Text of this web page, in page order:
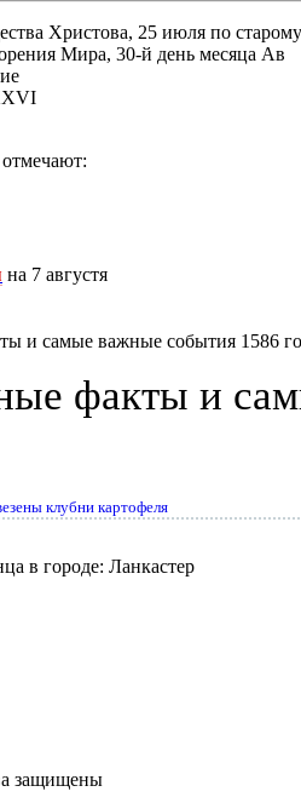
Христова, 25 июля по
Мира, 30-й день месяца Ав
на 7 августя
и cамые важные события 1586
факты и
клубни картофеля
в городе: Ланкастер
защищены